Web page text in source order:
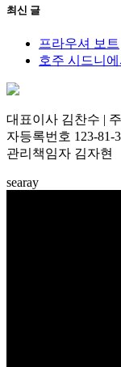
최신 글
프라우셔 보트
호주 시드니
대표이사 김찬수 |
자등록번호 123-81-
관리책임자 김자현
searay